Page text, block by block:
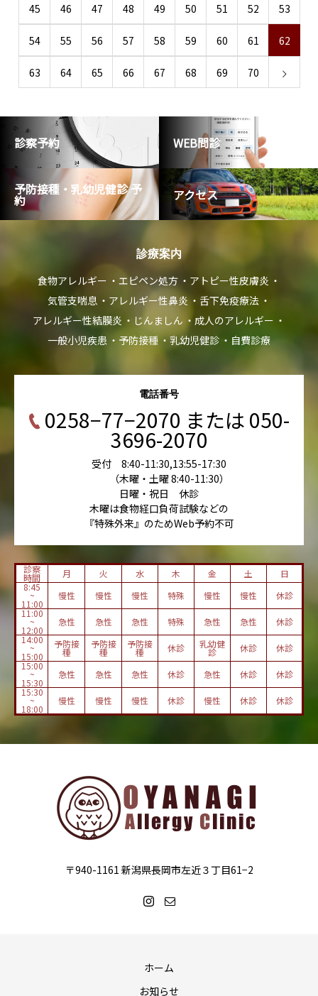
45 46 47 48 49 50 51 52 53
54 55 56 57 58 59 60 61 62
63 64 65 66 67 68 69 70
診察予約 WEB問診
予防接種・乳幼児健診 予
約 アクセス
診療案内
食物アレルギー エピペン処方
アトピー性皮膚炎
気管支喘息
アレルギー性鼻炎
舌下免疫療法
アレルギー性結膜炎
じんましん
成人のアレルギー
一般小児疾患
予防接種 乳幼児健診 自費診療
電話番号
0258−77−2070 または 050-
3696-2070
受付 8:40-11:30,13:55-17:30
（木曜・土曜 8:40-11:30）
日曜・祝日 休診
木曜は食物経口負荷試験などの
『特殊外来』のためWeb予約不可
診察
時間 月 火 水 木 金 土
日
8:45
~
11:00
慢性 慢性 慢性 特殊 慢性 慢性
休診
11:00
~
12:00
急性 急性 急性 特殊 急性 急性
休診
14:00
~
15:00
予防接
種
予防接
種
予防接
種 休診 乳幼健
診 休診
休診
15:00
~
15:30
急性 急性 急性 休診 急性 休診
休診
15:30
~
18:00
慢性 慢性 慢性 休診 慢性 休診 休診
〒940-1161 新潟県長岡市左近３丁目61−2
ホーム
お知らせ